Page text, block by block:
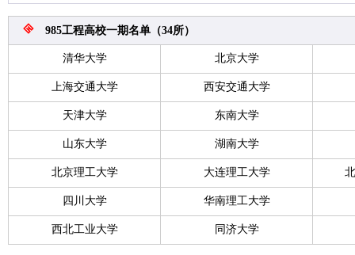
985工程高校一期名单（34所）
清华大学 北京大学
上海交通大学 西安交通大学
天津大学 东南大学
山东大学 湖南大学
北京理工大学 大连理工大学
四川大学 华南理工大学
西北工业大学 同济大学